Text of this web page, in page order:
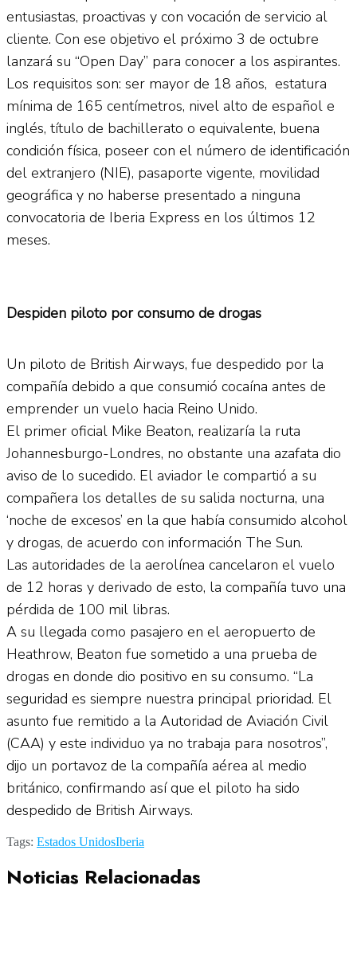
entusiastas, proactivas y con vocación de servicio al
cliente. Con ese objetivo el próximo 3 de octubre
lanzará su “Open Day” para conocer a los aspirantes.
Los requisitos son: ser mayor de 18 años, estatura
mínima de 165 centímetros, nivel alto de español e
inglés, título de bachillerato o equivalente, buena
condición física, poseer con el número de identificación
del extranjero (NIE), pasaporte vigente, movilidad
geográfica y no haberse presentado a ninguna
convocatoria de Iberia Express en los últimos 12
meses.
Despiden piloto por consumo de drogas
Un piloto de British Airways, fue despedido por la
compañía debido a que consumió cocaína antes de
emprender un vuelo hacia Reino Unido.
El primer oficial Mike Beaton, realizaría la ruta
Johannesburgo-Londres, no obstante una azafata dio
aviso de lo sucedido. El aviador le compartió a su
compañera los detalles de su salida nocturna, una
‘noche de excesos’ en la que había consumido alcohol
y drogas, de acuerdo con información The Sun.
Las autoridades de la aerolínea cancelaron el vuelo
de 12 horas y derivado de esto, la compañía tuvo una
pérdida de 100 mil libras.
A su llegada como pasajero en el aeropuerto de
Heathrow, Beaton fue sometido a una prueba de
drogas en donde dio positivo en su consumo. “La
seguridad es siempre nuestra principal prioridad. El
asunto fue remitido a la Autoridad de Aviación Civil
(CAA) y este individuo ya no trabaja para nosotros”,
dijo un portavoz de la compañía aérea al medio
británico, confirmando así que el piloto ha sido
despedido de British Airways.
Tags: Estados UnidosIberia
Noticias Relacionadas